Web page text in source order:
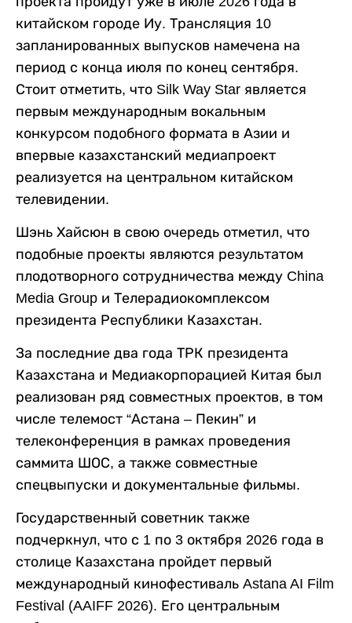
китайском городе Иу. Трансляция 10
запланированных выпусков намечена на
период с конца июля по конец сентября.
Стоит отметить, что Silk Way Star является
первым международным вокальным
конкурсом подобного формата в Азии и
впервые казахстанский медиапроект
реализуется на центральном китайском
телевидении.
Шэнь Хайсюн в свою очередь отметил, что
подобные проекты являются результатом
плодотворного сотрудничества между China
Media Group и Телерадиокомплексом
президента Республики Казахстан.
За последние два года ТРК президента
Казахстана и Медиакорпорацией Китая был
реализован ряд совместных проектов, в том
числе телемост “Астана – Пекин” и
телеконференция в рамках проведения
саммита ШОС, а также совместные
спецвыпуски и документальные фильмы.
Государственный советник также
подчеркнул, что с 1 по 3 октября 2026 года в
столице Казахстана пройдет первый
международный кинофестиваль Astana AI Film
Festival (AAIFF 2026). Его центральным